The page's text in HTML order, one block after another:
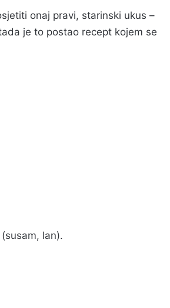
onaj pravi, starinski ukus –
je to postao recept kojem se
lan).